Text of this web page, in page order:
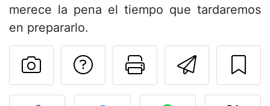
merece la pena el tiempo que tardaremos
en prepararlo.
Imprimir
Preguntar al autor
Publicar la foto de esta